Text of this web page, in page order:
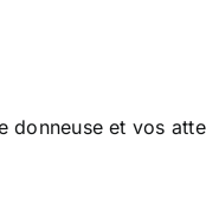
et vos